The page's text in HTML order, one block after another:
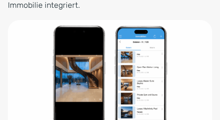
Immobilie integriert.